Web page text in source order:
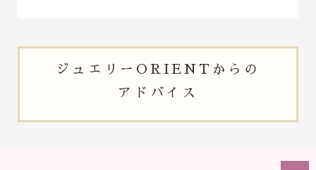
ジュエリー ORIENTからの
アドバイス